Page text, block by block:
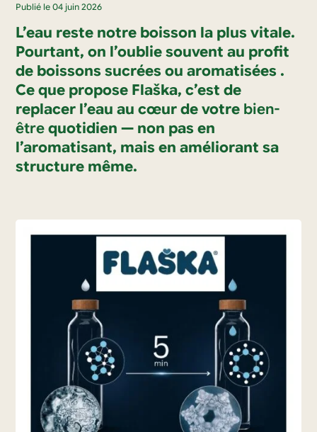
Publié le 04 juin 2026
L’eau reste notre boisson la plus vitale.
Pourtant, on l’oublie souvent au profit
de boissons sucrées ou aromatisées .
Ce que propose Flaška, c’est de
replacer l’eau au cœur de votre bien-
êtrequotidien — non pas en
l’aromatisant, mais en améliorant sa
structure même.